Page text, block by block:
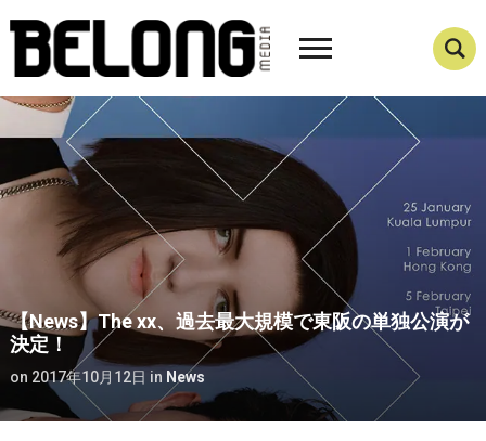
【News】The xx、過去最大規模で東阪の単独公演が
決定！
on 2017年10月12日 in News